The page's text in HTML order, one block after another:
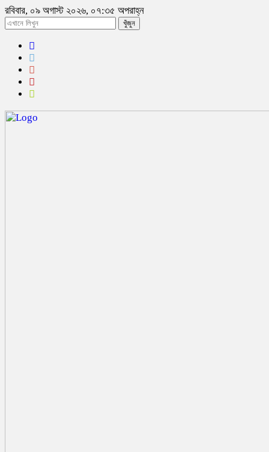
রবিবার, ০৯ অগাস্ট ২০২৬, ০৭:৩৫ অপরাহ্ন
খুঁজুন